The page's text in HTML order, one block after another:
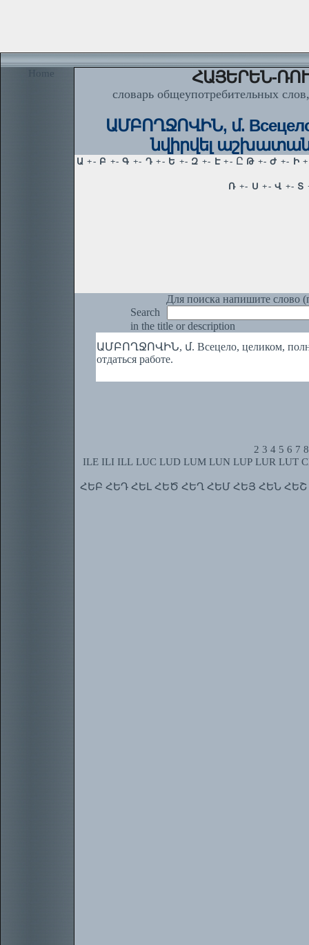
Home ՀԱՅԵՐԵՆ-
словарь общеупотребительных
ԱՄԲՈՂՋՈՎԻՆ, մ.
նվիրվել
Для поиска напишите слово
Search
in the title or description
ԱՄԲՈՂՋՈՎԻՆ, մ. Всецело, целиком,
отдаться работе.
2 3 4 5 6 7 8
ILE ILI ILL LUC LUD LUM LUN LUP LUR LUT
ՀԵԲ ՀԵԴ ՀԵԼ ՀԵԾ ՀԵՂ ՀԵՄ ՀԵՅ ՀԵՆ ՀԵՇ